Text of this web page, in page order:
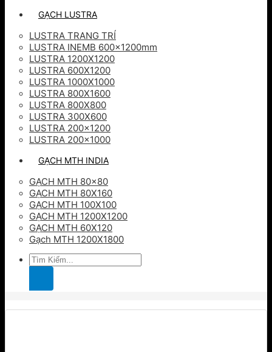
GẠCH LUSTRA
LUSTRA TRANG TRÍ
LUSTRA INEMB 600x1200mm
LUSTRA 1200X1200
LUSTRA 600X1200
LUSTRA 1000X1000
LUSTRA 800X1600
LUSTRA 800X800
LUSTRA 300X600
LUSTRA 200×1200
LUSTRA 200×1000
GẠCH MTH INDIA
GẠCH MTH 80×80
GẠCH MTH 80X160
GẠCH MTH 100X100
GẠCH MTH 1200X1200
GẠCH MTH 60X120
Gạch MTH 1200X1800
Tìm
kiếm: